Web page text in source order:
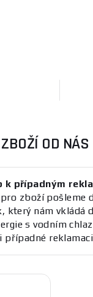
OD
případným
zboží pošleme
který nám vkládá
s vodním